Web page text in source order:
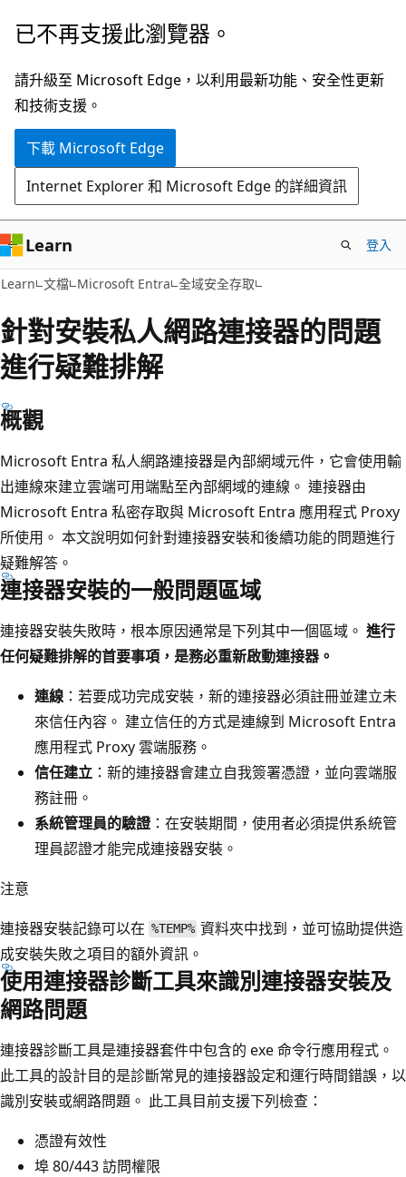
跳
主
要
內
已不再支援此瀏覽器。
請升級至 Microsoft Edge，以利用最新功能、安全性更新
和技術支援。
下載 Microsoft Edge
Internet Explorer 和 Microsoft Edge 的詳細資訊
Learn 登入
Learn 文檔 Microsoft Entra 全域安全存取
針對安裝私人網路連接器的問題
進行疑難排解
概觀
Microsoft Entra 私人網路連接器是內部網域元件，它會使用輸
出連線來建立雲端可用端點至內部網域的連線。 連接器由
Microsoft Entra 私密存取與 Microsoft Entra 應用程式 Proxy
所使用。 本文說明如何針對連接器安裝和後續功能的問題進行
疑難解答。
連接器安裝的一般問題區域
連接器安裝失敗時，根本原因通常是下列其中一個區域。 進行
任何疑難排解的首要事項，是務必重新啟動連接器。
連線 ：若要成功完成安裝，新的連接器必須註冊並建立未
來信任內容。 建立信任的方式是連線到 Microsoft Entra
應用程式 Proxy 雲端服務。
信任建立 ：新的連接器會建立自我簽署憑證，並向雲端服
務註冊。
系統管理員的驗證 ：在安裝期間，使用者必須提供系統管
理員認證才能完成連接器安裝。
注意
連接器安裝記錄可以在 %TEMP% 資料夾中找到，並可協助提供造
成安裝失敗之項目的額外資訊。
使用連接器診斷工具來識別連接器安裝及
網路問題
連接器診斷工具是連接器套件中包含的 exe 命令行應用程式。
此工具的設計目的是診斷常見的連接器設定和運行時間錯誤，以
識別安裝或網路問題。 此工具目前支援下列檢查：
憑證有效性
埠 80/443 訪問權限